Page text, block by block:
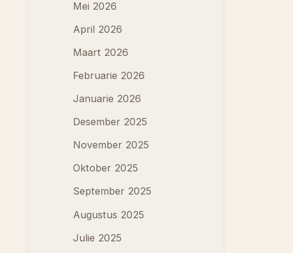
Mei 2026
April 2026
Maart 2026
Februarie 2026
Januarie 2026
Desember 2025
November 2025
Oktober 2025
September 2025
Augustus 2025
Julie 2025